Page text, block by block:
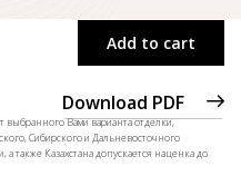
Add to cart
Download PDF
выбранного Вами варианта отделки,
Сибирского и Дальневосточного
также Казахстана допускается наценка до